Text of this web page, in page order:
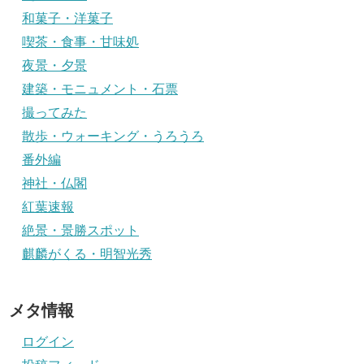
和菓子・洋菓子
喫茶・食事・甘味処
夜景・夕景
建築・モニュメント・石票
撮ってみた
散歩・ウォーキング・うろうろ
番外編
神社・仏閣
紅葉速報
絶景・景勝スポット
麒麟がくる・明智光秀
メタ情報
ログイン